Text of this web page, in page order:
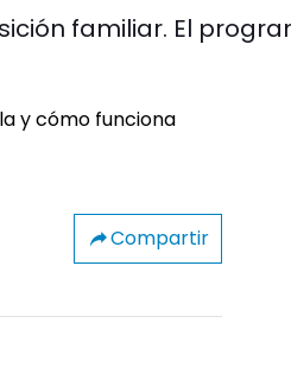
familiar. El
Compartir